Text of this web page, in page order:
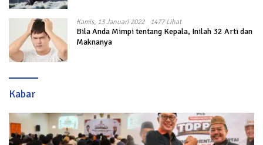
Kamis, 13 Januari 2022 1477 Lihat
Bila Anda Mimpi tentang Kepala, Inilah 32 Arti dan
Maknanya
Kabar